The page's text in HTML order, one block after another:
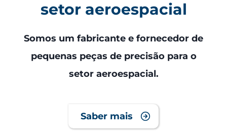
setor aeroespacial
Somos um fabricante e fornecedor de
pequenas peças de precisão para o
setor aeroespacial.
Saber mais